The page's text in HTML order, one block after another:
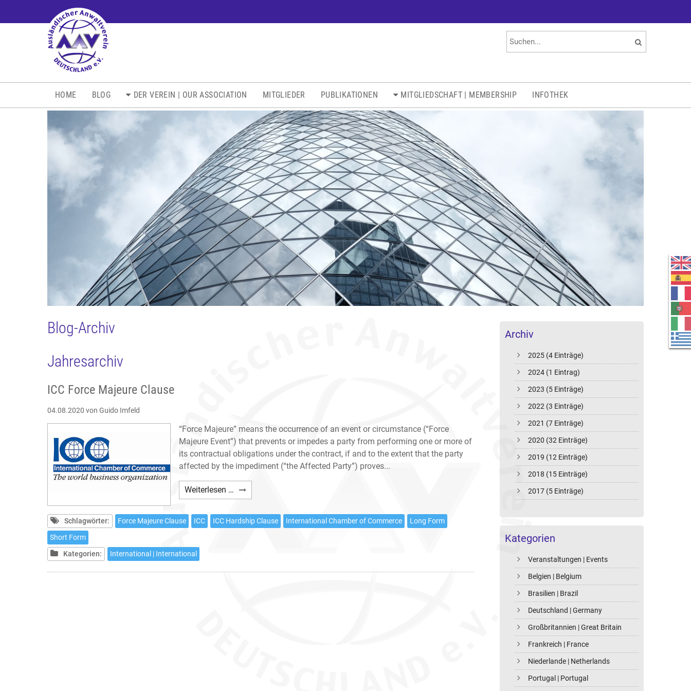
HOME BLOG DER VEREIN | OUR ASSOCIATION MITGLIEDER PUBLIKATIONEN MITGLIEDSCHAFT | MEMBERSHIP INFOTHEK
Archiv
2025 (4 Einträge)
2024 (1 Eintrag)
2023 (5 Einträge)
2022 (3 Einträge)
2021 (7 Einträge)
2020 (32 Einträge)
2019 (12 Einträge)
2018 (15 Einträge)
2017 (5 Einträge)
Kategorien
Veranstaltungen | Events
Belgien | Belgium
Brasilien | Brazil
Deutschland | Germany
Großbritannien | Great Britain
Frankreich | France
Niederlande | Netherlands
Portugal | Portugal
Blog-Archiv
Jahresarchiv
ICC Force Majeure Clause
04.08.2020 von Guido Imfeld
“Force Majeure” means the occurrence of an event or circumstance (“Force
Majeure Event”) that prevents or impedes a party from performing one or more of
its contractual obligations under the contract, if and to the extent that the party
affected by the impediment (“the Affected Party”) proves...
Weiterlesen … ICC
Force
Majeure
Clause
Schlagwörter: Force Majeure Clause ICC ICC Hardship Clause International Chamber of Commerce
Long Form
Short Form
Kategorien:
International | International